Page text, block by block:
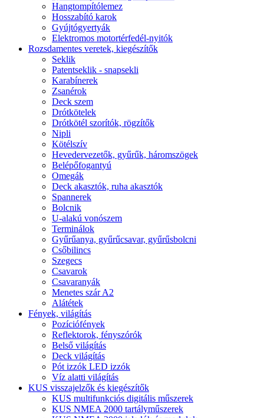
Hangtompítólemez
Hosszabító karok
Gyújtógyertyák
Elektromos motortérfedél-nyitók
Rozsdamentes veretek, kiegészítők
Seklik
Patentseklik - snapsekli
Karabínerek
Zsanérok
Deck szem
Drótkötelek
Drótkötél szorítók, rögzítők
Nipli
Kötélszív
Hevedervezetők, gyűrűk, háromszögek
Belépőfogantyú
Omegák
Deck akasztók, ruha akasztók
Spannerek
Bolcnik
U-alakú vonószem
Terminálok
Gyűrűanya, gyűrűcsavar, gyűrűsbolcni
Csőbilincs
Szegecs
Csavarok
Csavaranyák
Menetes szár A2
Alátétek
Fények, világítás
Pozíciófények
Reflektorok, fényszórók
Belső világítás
Deck világítás
Pót izzók LED izzók
Víz alatti világítás
KUS visszajelzők és kiegészítők
KUS multifunkciós digitális műszerek
KUS NMEA 2000 tartályműszerek